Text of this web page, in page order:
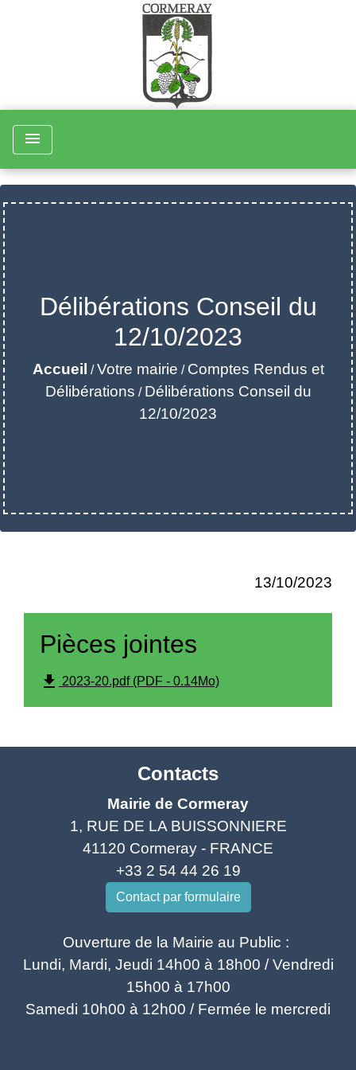
menu
Délibérations Conseil du
12/10/2023
Accueil /Votre mairie / Comptes Rendus et
Délibérations / Délibérations Conseil du
12/10/2023
13/10/2023
Pièces jointes
file_download 2023-20.pdf (PDF - 0.14Mo)
Contacts
Mairie de Cormeray
1, RUE DE LA BUISSONNIERE
41120 Cormeray - FRANCE
+33 2 54 44 26 19
Contact par formulaire
Ouverture de la Mairie au Public :
Lundi, Mardi, Jeudi 14h00 à 18h00 / Vendredi
15h00 à 17h00
Samedi 10h00 à 12h00 / Fermée le mercredi